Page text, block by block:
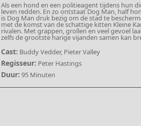
Als een hond en een politieagent tijdens hun
leven redden. En zo ontstaat Dog Man, half
is Dog Man druk bezig om de stad te
met de komst van de schattige kitten Kleine
rivalen. Met grappen, grollen en veel gevoel
zelfs de grootste harige vijanden samen kan
Cast: Buddy Vedder, Pieter Valley
Regisseur: Peter Hastings
Duur: 95 Minuten